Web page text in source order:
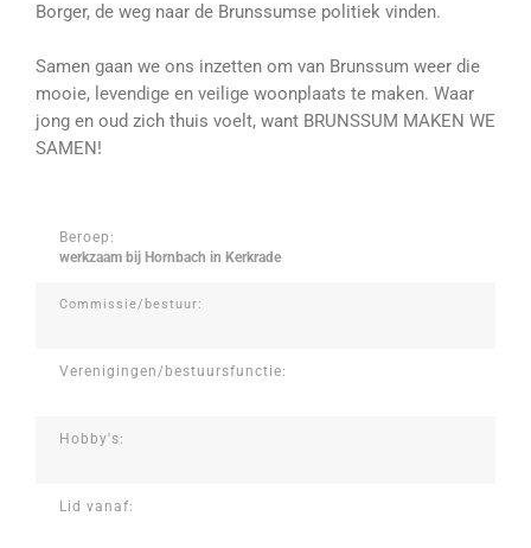
Borger, de weg naar de Brunssumse politiek vinden.
Samen gaan we ons inzetten om van Brunssum weer die
mooie, levendige en veilige woonplaats te maken. Waar
jong en oud zich thuis voelt, want BRUNSSUM MAKEN WE
SAMEN!
Beroep:
werkzaam bij Hornbach in Kerkrade
Commissie/bestuur:
Verenigingen/bestuursfunctie:
Hobby's:
Lid vanaf: